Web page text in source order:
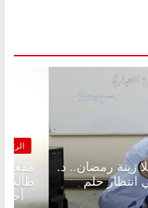
بلا زينة رمضان.. د.
في انتظار حلم